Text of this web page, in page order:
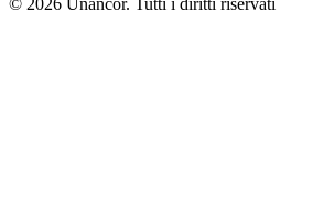
© 2026 Unancor. Tutti i diritti riservati